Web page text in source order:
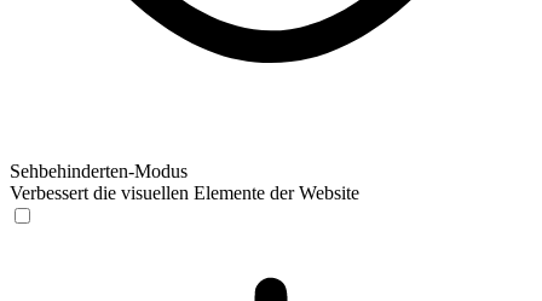
Sehbehinderten-Modus
Verbessert die visuellen Elemente der Website